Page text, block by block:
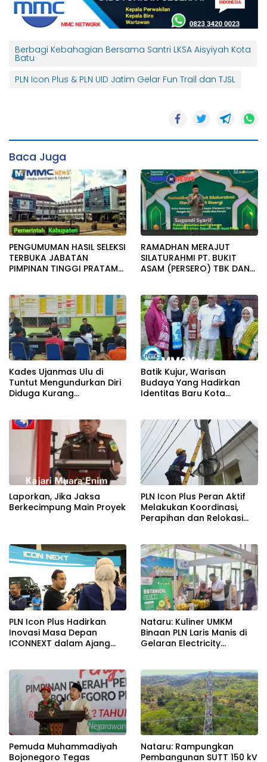
Berbagi Kebahagian Bersama Santri LKSA Aisyiyah Kota
Batu
PLN Icon Plus & PLN UID Jatim Gelar Fun Trail dan TJSL
Baca Juga
PENGUMUMAN HASIL SELEKSI
TERBUKA JABATAN
PIMPINAN TINGGI PRATAMA
RAMADHAN MERAJUT
SILATURAHMI PT. BUKIT
ASAM (PERSERO) TBK DAN
BERSAMA
Kades Ujanmas Ulu di
Tuntut Mengundurkan Diri
Diduga Kurang
Batik Kujur, Warisan
Budaya Yang Hadirkan
Identitas Baru Kota
Laporkan, Jika Jaksa
Berkecimpung Main Proyek
PLN Icon Plus Peran Aktif
Melakukan Koordinasi,
Perapihan dan Relokasi
Keandalan Jaringan
PLN Icon Plus Hadirkan
Inovasi Masa Depan
ICONNEXT dalam Ajang
Nataru: Kuliner UMKM
Binaan PLN Laris Manis di
Gelaran Electricity
Pemuda Muhammadiyah
Bojonegoro Tegas
Nataru: Rampungkan
Pembangunan SUTT 150 kV